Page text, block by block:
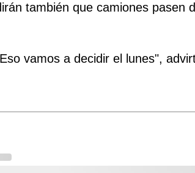
también que camiones pasen
vamos a decidir el lunes",